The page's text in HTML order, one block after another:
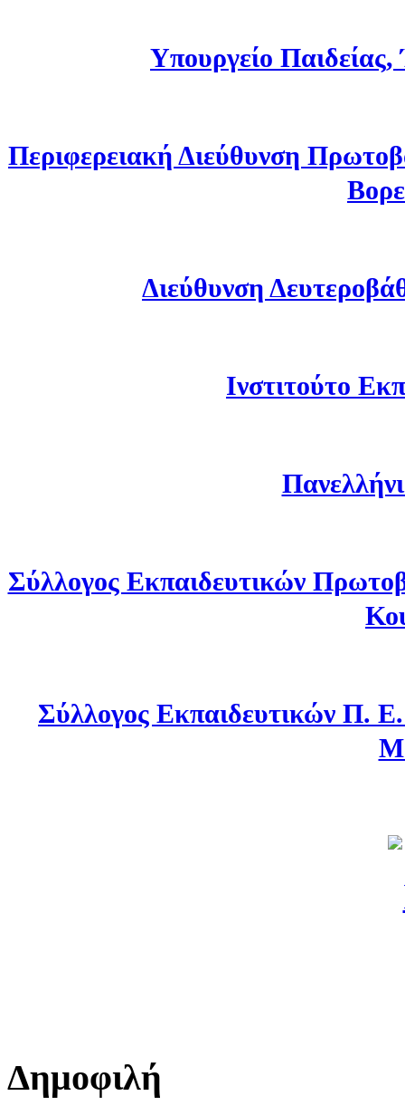
Υπουργείο
Περιφερειακή Διεύθυνση
Διεύθυνση
Ινστιτούτο
Σύλλογος Εκπαιδευτικών
Σύλλογος Εκπαιδευτικών Π.
Δημοφιλή